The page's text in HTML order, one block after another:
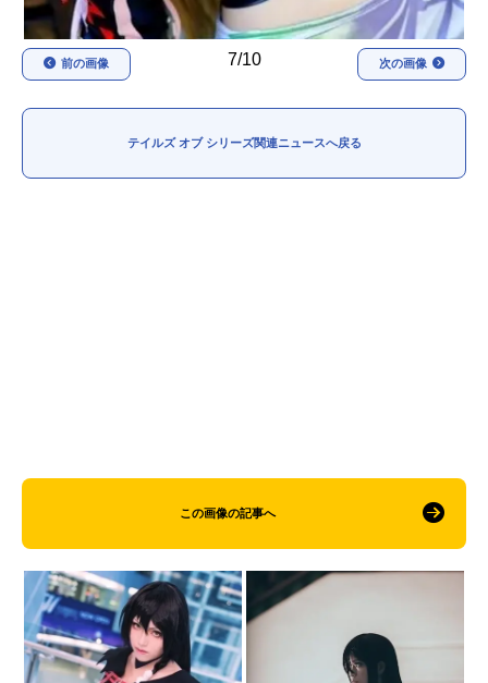
7/10
前の画像 次の画像
テイルズ オブ シリーズ関連ニュースへ戻る
この画像の記事へ